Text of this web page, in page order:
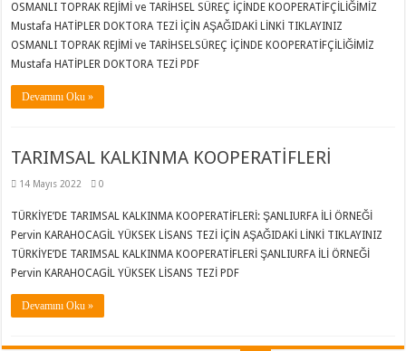
OSMANLI TOPRAK REJİMİ ve TARİHSEL SÜREÇ İÇİNDE KOOPERATİFÇİLİĞİMİZ
Mustafa HATİPLER DOKTORA TEZİ İÇİN AŞAĞIDAKİ LİNKİ TIKLAYINIZ
OSMANLI TOPRAK REJİMİ ve TARİHSELSÜREÇ İÇİNDE KOOPERATİFÇİLİĞİMİZ
Mustafa HATİPLER DOKTORA TEZİ PDF
Devamını Oku »
TARIMSAL KALKINMA KOOPERATİFLERİ
14 Mayıs 2022 0
TÜRKİYE’DE TARIMSAL KALKINMA KOOPERATİFLERİ: ŞANLIURFA İLİ ÖRNEĞİ
Pervin KARAHOCAGİL YÜKSEK LİSANS TEZİ İÇİN AŞAĞIDAKİ LİNKİ TIKLAYINIZ
TÜRKİYE’DE TARIMSAL KALKINMA KOOPERATİFLERİ ŞANLIURFA İLİ ÖRNEĞİ
Pervin KARAHOCAGİL YÜKSEK LİSANS TEZİ PDF
Devamını Oku »